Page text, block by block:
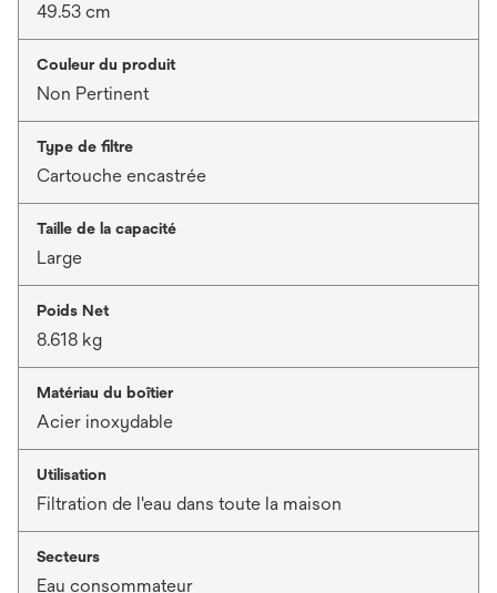
49.53 cm
Couleur du produit
Non Pertinent
Type de filtre
Cartouche encastrée
Taille de la capacité
Large
Poids Net
8.618 kg
Matériau du boîtier
Acier inoxydable
Utilisation
Filtration de l'eau dans toute la maison
Secteurs
Eau consommateur